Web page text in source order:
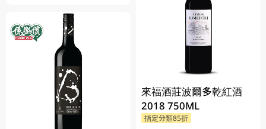
來福酒莊波爾多乾紅酒
2018 750ML
指定分類85折